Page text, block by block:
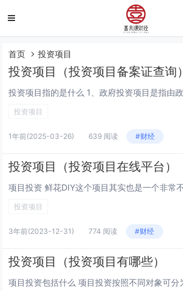
首页 投资项目
投资项目（投资项目备案证查询）
投资项目
1年前(2025-03-26) 639 阅读 #财经
投资项目（投资项目在线平台）
投资项目
3年前(2023-12-31) 774 阅读 #财经
投资项目（投资项目有哪些）